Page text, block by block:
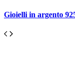
Gioielli in argento